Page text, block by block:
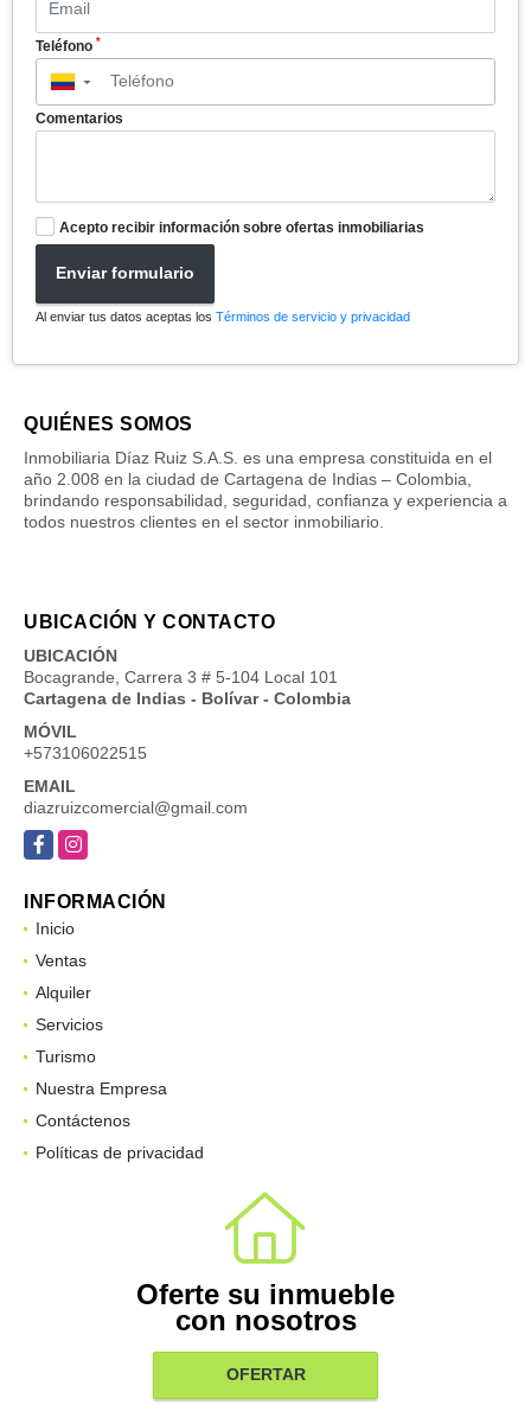
Teléfono *
▼
Comentarios
Acepto recibir información sobre ofertas inmobiliarias
Enviar formulario
Al enviar tus datos aceptas los Términos de servicio y privacidad
QUIÉNES SOMOS
Inmobiliaria Díaz Ruiz S.A.S. es una empresa constituida en el
año 2.008 en la ciudad de Cartagena de Indias – Colombia,
brindando responsabilidad, seguridad, confianza y experiencia a
todos nuestros clientes en el sector inmobiliario.
UBICACIÓN Y CONTACTO
UBICACIÓN
Bocagrande, Carrera 3 # 5-104 Local 101
Cartagena de Indias - Bolívar - Colombia
MÓVIL
+573106022515
EMAIL
diazruizcomercial@gmail.com
FacebookInstagram
INFORMACIÓN
Inicio
Ventas
Alquiler
Servicios
Turismo
Nuestra Empresa
Contáctenos
Políticas de privacidad
Oferte su inmueble
con nosotros
OFERTAR